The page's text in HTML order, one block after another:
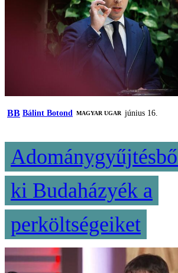
BB Bálint Botond MAGYAR UGAR június 16.
ki Budaházyék a
perköltségeiket